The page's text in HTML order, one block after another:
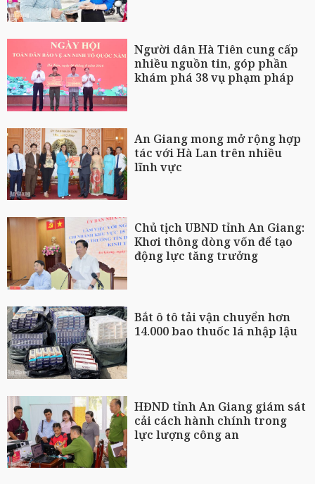
Người dân Hà Tiên cung cấp
nhiều nguồn tin, góp phần
khám phá 38 vụ phạm pháp
An Giang mong mở rộng hợp
tác với Hà Lan trên nhiều
lĩnh vực
Chủ tịch UBND tỉnh An Giang:
Khơi thông dòng vốn để tạo
động lực tăng trưởng
Bắt ô tô tải vận chuyển hơn
14.000 bao thuốc lá nhập lậu
HĐND tỉnh An Giang giám sát
cải cách hành chính trong
lực lượng công an